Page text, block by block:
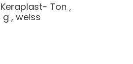
Ton ,
, weiss